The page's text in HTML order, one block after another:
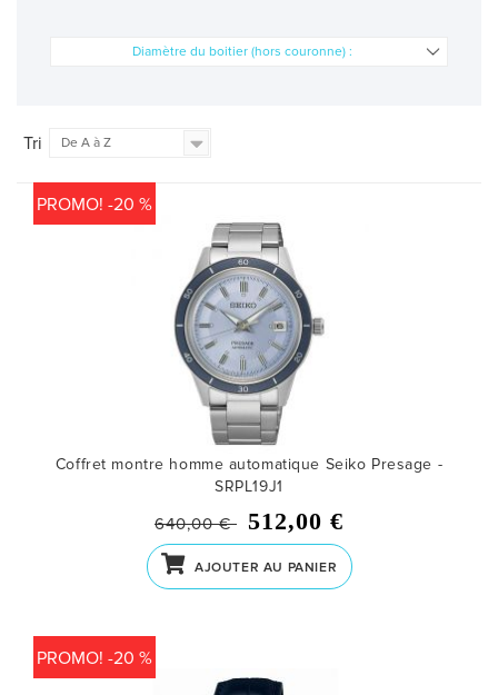
Diamètre du boitier (hors couronne) :
Tri De A à Z
PROMO! -20 %
Coffret montre homme automatique Seiko Presage -
SRPL19J1
640,00 € 512,00 €
AJOUTER AU PANIER
PROMO! -20 %